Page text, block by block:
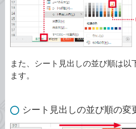
また、シート見出しの並び順は以
ます。
シート見出しの並び順の変